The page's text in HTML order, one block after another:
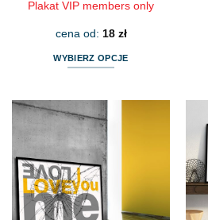
Plakat VIP members only
cena od: 18 zł
WYBIERZ OPCJE
ma
wiele
wariantów.
Opcje
można
wybrać
na